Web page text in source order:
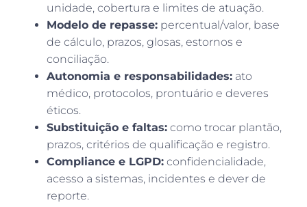
unidade, cobertura e limites de atuação.
Modelo de repasse: percentual/valor, base
de cálculo, prazos, glosas, estornos e
conciliação.
Autonomia e responsabilidades: ato
médico, protocolos, prontuário e deveres
éticos.
Substituição e faltas: como trocar plantão,
prazos, critérios de qualificação e registro.
Compliance e LGPD: confidencialidade,
acesso a sistemas, incidentes e dever de
reporte.